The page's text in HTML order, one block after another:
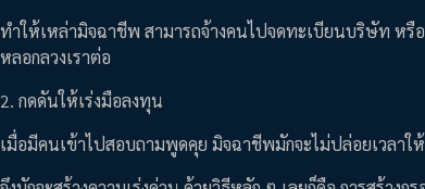
ทำให้เหล่ามิจฉาชีพ สามารถจ้างคนไปจดทะเบียนบริษัท ห
หลอกลวงเราต่อ
2. กดดันให้เร่งมือลงทุน
เมื่อมีคนเข้าไปสอบถามพูดคุย มิจฉาชีพมักจะไม่ปล่อยเวลา